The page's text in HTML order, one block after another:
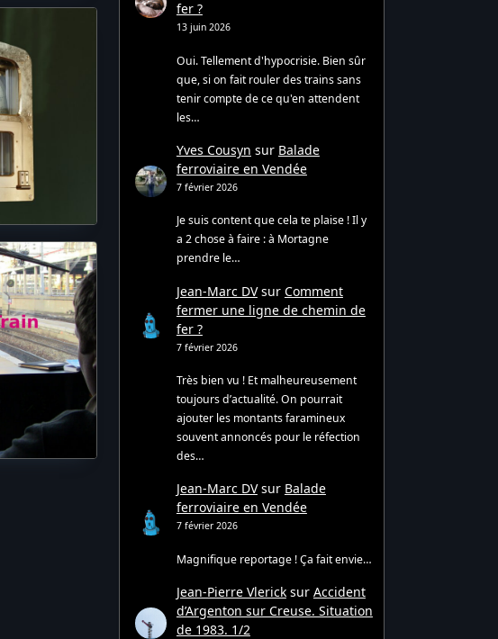
fer ?
13 juin 2026
Oui. Tellement d'hypocrisie. Bien sûr
que, si on fait rouler des trains sans
tenir compte de ce qu'en attendent
les…
Yves Cousyn sur Balade
ferroviaire en Vendée
7 février 2026
Je suis content que cela te plaise ! Il y
a 2 chose à faire : à Mortagne
prendre le…
Jean-Marc DVsur Comment
fermer une ligne de chemin de
fer ?
7 février 2026
Très bien vu ! Et malheureusement
toujours d’actualité. On pourrait
ajouter les montants faramineux
souvent annoncés pour le réfection
des…
Jean-Marc DVsur Balade
ferroviaire en Vendée
7 février 2026
Magnifique reportage ! Ça fait envie…
Jean-Pierre Vlericksur Accident
d’Argenton sur Creuse. Situation
de 1983. 1/2